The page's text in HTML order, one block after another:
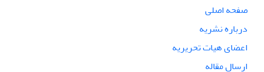
صفحه اصلی
درباره نشریه
اعضای هیات تحریریه
ارسال مقاله